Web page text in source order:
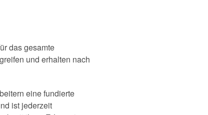
das gesamte
und erhalten nach
eine fundierte
ist jederzeit